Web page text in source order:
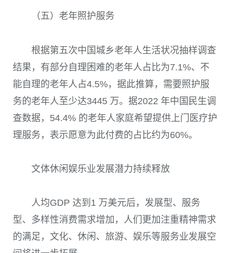
（五）老年照护服务
根据第五次中国城乡老年人生活状况抽样调查
结果，有部分自理困难的老年人占比为7.1%、不
能自理的老年人占4.5%，据此推算，需要照护服
务的老年人至少达3445 万。据2022 年中国民生调
查数据，54.4% 的老年人家庭希望提供上门医疗护
理服务，表示愿意为此付费的占比约为60%。
文体休闲娱乐业发展潜力持续释放
人均GDP 达到1 万美元后，发展型、服务
型、多样性消费需求增加，人们更加注重精神需求
的满足，文化、休闲、旅游、娱乐等服务业发展空